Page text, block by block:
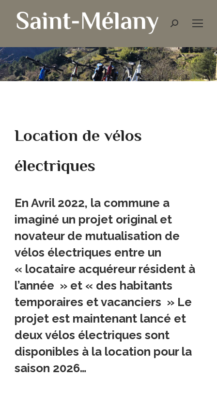
Location de vélos
électriques
En Avril 2022, la commune a
imaginé un projet original et
novateur de mutualisation de
vélos électriques entre un
« locataire acquéreur résident à
l’année » et « des habitants
temporaires et vacanciers » Le
projet est maintenant lancé et
deux vélos électriques sont
disponibles à la location pour la
saison 2026…